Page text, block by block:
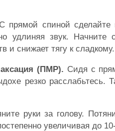
С прямой спиной
удлиняя звук.
и снижает тягу к сладкому.
(ПМР). Сидя с
резко расслабьтесь.
руки за голову.
увеличивая до